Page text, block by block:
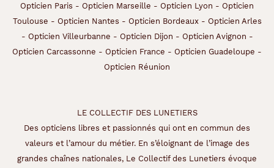
Opticien Paris - Opticien Marseille - Opticien Lyon - Opticien
Toulouse - Opticien Nantes - Opticien Bordeaux- Opticien Arles
- Opticien Villeurbanne - Opticien Dijon - Opticien Avignon -
Opticien Carcassonne - Opticien France - Opticien Guadeloupe -
Opticien Réunion
LE COLLECTIF DES LUNETIERS
Des opticiens libres et passionnés qui ont en commun des
valeurs et l’amour du métier. En s’éloignant de l’image des
grandes chaînes nationales, Le Collectif des Lunetiers évoque